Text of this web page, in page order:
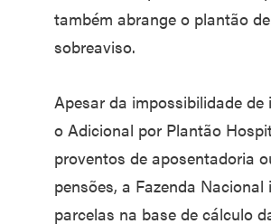
também abrange o plantão de
sobreaviso.
Apesar da impossibilidade de
o Adicional por Plantão
proventos de aposentadoria
pensões, a Fazenda Nacional
parcelas na base de cálculo